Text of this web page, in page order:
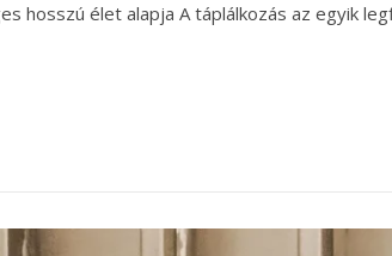
hosszú élet alapja A táplálkozás az egyik